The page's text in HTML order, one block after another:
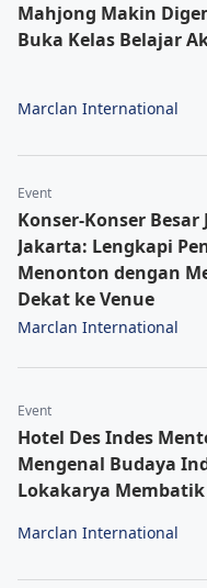
Mahjong Makin
Buka Kelas Belajar
Marclan International
Event
Konser-Konser Besar
Jakarta: Lengkapi
Menonton dengan
Dekat ke Venue
Marclan International
Event
Hotel Des Indes
Mengenal Budaya
Lokakarya Membatik
Marclan International